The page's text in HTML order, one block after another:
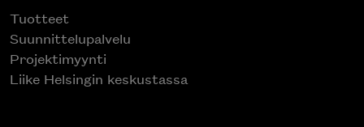
Tuotteet
Suunnittelupalvelu
Projektimyynti
Liike Helsingin keskustassa